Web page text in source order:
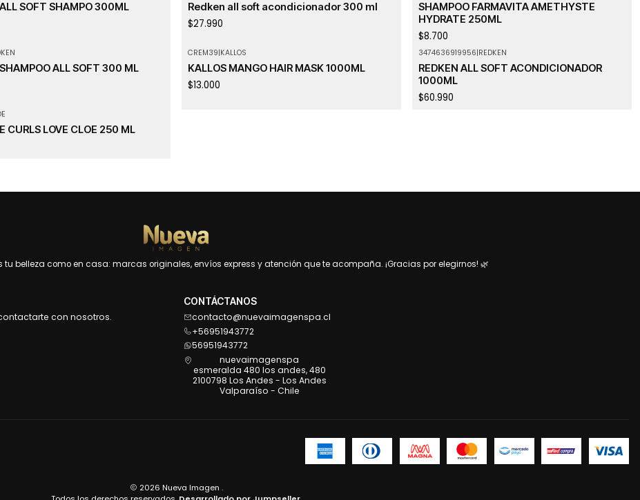
SOFT SHAMPO 300ML Redken all soft acondicionador 300 ml
$27.990
SHAMPOO FARMAVITA AMETHYSTE
HYDRATE 250ML
$8.700
ALL SOFT 300 ML
CREM39|KALLOS
KALLOS MANGO HAIR MASK 1000ML
$13.000
3474636919956|REDKEN
REDKEN ALL SOFT ACONDICIONADOR
1000ML
$60.990
CURLS LOVE CLOE 250 ML
belleza como en casa: marcas originales, envíos express y atención que te acompaña. ¡Gracias por elegirnos! 🌿
con nosotros.
CONTÁCTANOS
contacto@nuevaimagenspa.cl
+56951943772
56951943772
nuevaimagenspa
esmeralda 480 los andes, 480
2100798 Los Andes - Los Andes
Valparaíso - Chile
2026 Nueva Imagen .